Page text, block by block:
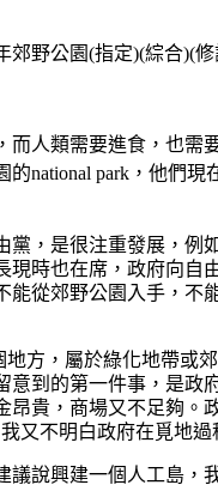
野公園(指定)(綜合)(
人類需要進食，也
national park，他們
，是很注重發展，
時也在席，政府向
從郊野公園入手，
方，屬於綠化地帶
到的第一件事，是
貴，商場又不足夠
又不明白政府在覓地
說興建一個人工島